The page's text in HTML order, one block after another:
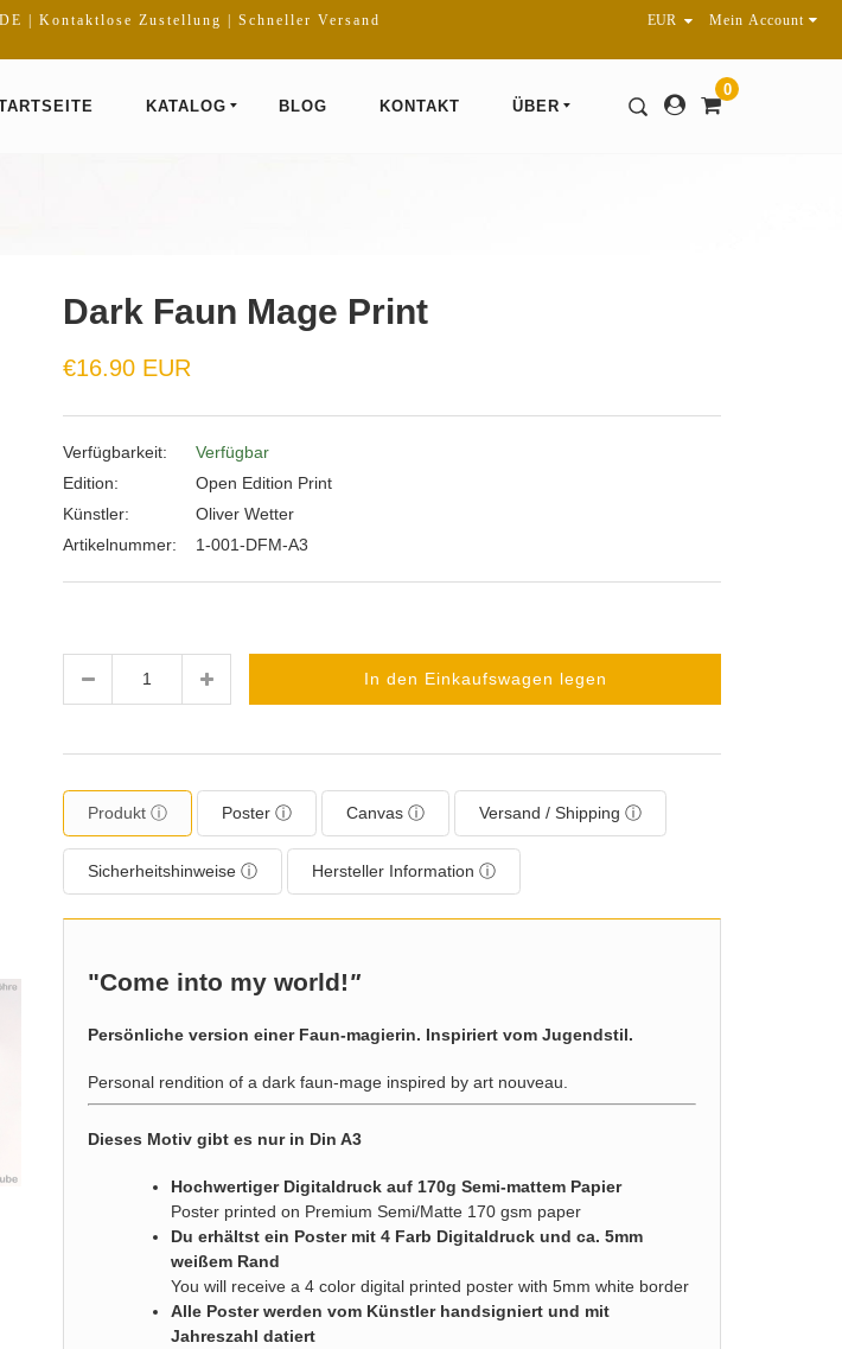
| Kontaktlose Zustellung | Schneller Versand Mein Account
0
KATALOG BLOG KONTAKT ÜBER
Dark Faun Mage Print
€16.90 EUR
Verfügbarkeit:
Verfügbar
Edition:
Open Edition Print
Künstler:
Oliver Wetter
Artikelnummer:
1-001-DFM-A3
In den Einkaufswagen legen
Produkt ⓘ Poster ⓘ Canvas ⓘ Versand / Shipping ⓘ
Sicherheitshinweise ⓘ Hersteller Information ⓘ
"Come into my world!"
Persönliche version einer Faun-magierin. Inspiriert vom Jugendstil.
Personal rendition of a dark faun-mage inspired by art nouveau.
Dieses Motiv gibt es nur in Din A3
Hochwertiger Digitaldruck auf 170g Semi-mattem Papier
Poster printed on Premium Semi/Matte 170 gsm paper
Du erhältst ein Poster mit 4 Farb Digitaldruck und ca. 5mm
weißem Rand
You will receive a 4 color digital printed poster with 5mm white border
Alle Poster werden vom Künstler handsigniert und mit
Jahreszahl datiert